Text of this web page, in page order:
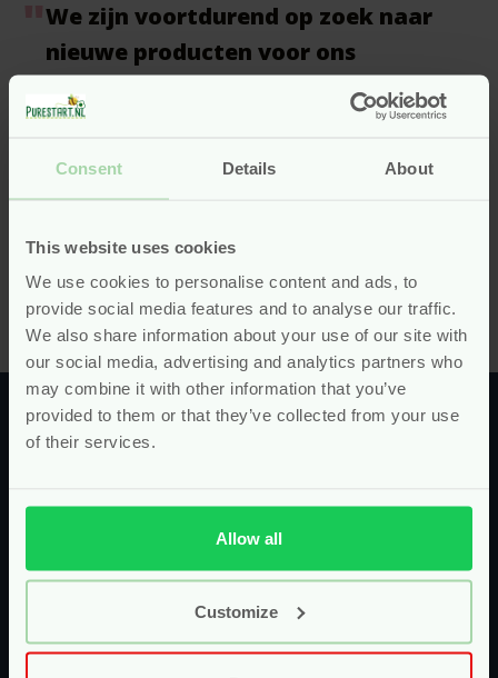
Consent Details About
This website uses cookies
We use cookies to personalise content and ads, to
provide social media features and to analyse our traffic.
We also share information about your use of our site with
our social media, advertising and analytics partners who
may combine it with other information that you’ve
provided to them or that they’ve collected from your use
of their services.
Allow all
Customize
We zijn voortdurend op zoek naar
nieuwe producten voor ons
assortiment. Eerlijke producten voor
het hele gezin!
Start écht in het assortiment moet hebben? Stuur ons
een appje of mailtje en laat ons weten waar we naar op
zoek moeten gaan volgens jou!
Uit liefde voor de toekomstige
generatie!
Bij Pure Start gaan we voor zo puur en natuurlijk
mogelijk! Niet alleen voor jou, maar ook voor je